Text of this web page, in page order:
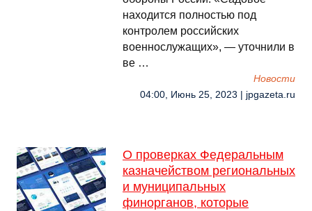
находится полностью под
контролем российских
военнослужащих», — уточнили в
ве …
Новости
04:00, Июнь 25, 2023 | jpgazeta.ru
О проверках Федеральным
казначейством региональных
и муниципальных
финорганов, которые